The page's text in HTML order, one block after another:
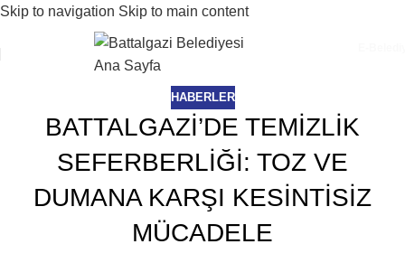
Skip to navigation Skip to main content
HABERLER
BATTALGAZİ’DE TEMİZLİK
SEFERBERLİĞİ: TOZ VE
DUMANA KARŞI KESİNTİSİZ
MÜCADELE